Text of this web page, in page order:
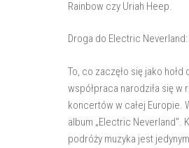
Rainbow czy Uriah Heep.
Droga do Electric
To, co zaczęło się jako
współpraca narodziła się
koncertów w całej Europie.
album „Electric Neverland".
podróży muzyka jest